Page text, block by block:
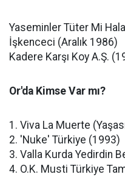
Yaseminler Tüter Mi
İşkenceci (Aralık 1986)
Kadere Karşı Koy A.Ş.
Or'da Kimse Var mı?
1. Viva La Muerte
2. 'Nuke' Türkiye (1993)
3. Valla Kurda Yedirdin
4. O.K. Musti Türkiye